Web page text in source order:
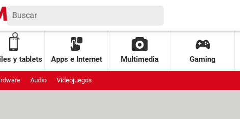
y tablets Apps e Internet Multimedia Gaming
Audio Videojuegos